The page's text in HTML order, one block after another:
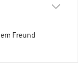
Freund